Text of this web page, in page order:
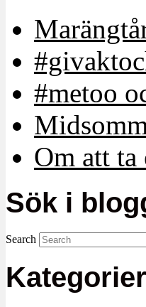
#metoo
Om att ta
Sök i
Search
Kategorier